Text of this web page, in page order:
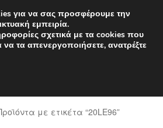
από 7 EUR
π.μ. - 4 μ.μ.
με ετικέτα “20LE96”
για να σας προσφέρουμε την
εμπειρία.
σχετικά με τα cookies που
τα απενεργοποιήσετε, ανατρέξτε